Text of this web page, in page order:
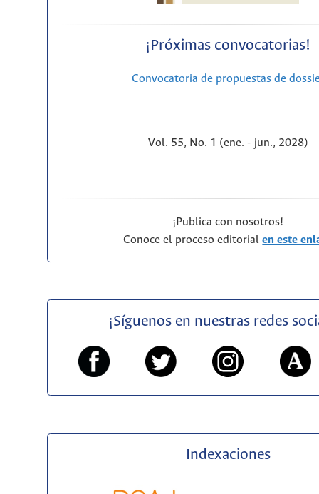
¡Próximas convocatorias!
Convocatoria de propuestas de
Vol. 55, No. 1 (ene. - jun., 2028)
¡Publica con nosotros!
Conoce el proceso editorialen este
¡Síguenos en nuestras redes
Indexaciones